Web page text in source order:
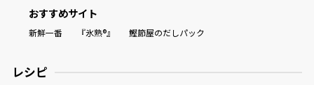
おすすめサイト
新鮮一番 『氷熟®』 鰹節屋のだしパック
レシピ